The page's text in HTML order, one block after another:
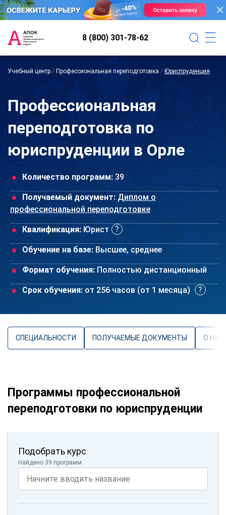
8 (800) 301-78-62
Учебный центр / Профессиональная переподготовка / Юриспруденция
Профессиональная
переподготовка по
юриспруденции в Орле
Количество программ: 39
Получаемый документ: Диплом о
профессиональной переподготовке
Квалификация: Юрист
Обучение на базе: Высшее, среднее
Формат обучения: Полностью дистанционный
Срок обучения: от 256 часов (от 1 месяца)
СПЕЦИАЛЬНОСТИ ПОЛУЧАЕМЫЕ ДОКУМЕНТЫ О
Программы профессиональной
переподготовки по юриспруденции
Подобрать курс
Найдено 39 программ